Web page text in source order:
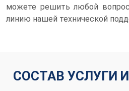
можете решить любой
линию нашей технической
СОСТАВ УСЛУГИ